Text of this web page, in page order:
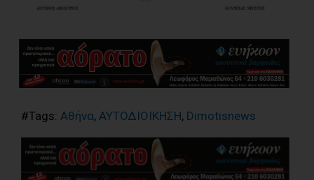
#Tags: Αθήνα, ΑΥΤΟΔΙΟΙΚΗΣΗ, Dimotisnews